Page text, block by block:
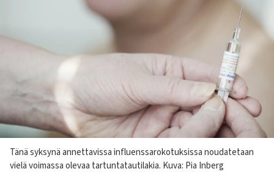
Kuvateksti
Tänä syksynä annettavissa influenssarokotuksissa noudatetaan
vielä voimassa olevaa tartuntatautilakia. Kuva: Pia Inberg